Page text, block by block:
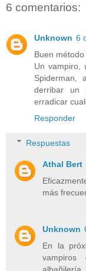
6 comentarios:
Unknown 6
Buen
Un vampiro,
Spiderman,
derribar un
erradicar
Responder
Respuestas
Athal Bert
más
Unknown
En la